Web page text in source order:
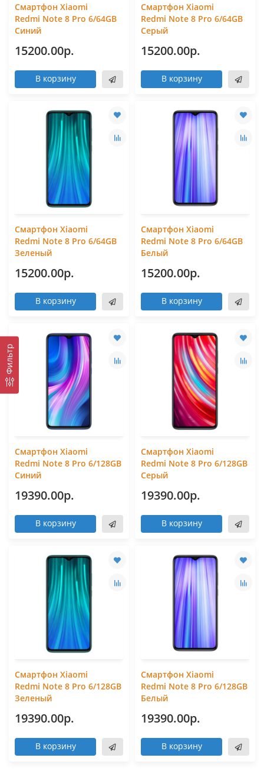
Смартфон Xiaomi
Redmi Note 8 Pro 6/64GB
Синий
15200.00р.
В корзину
Смартфон Xiaomi
Redmi Note 8 Pro 6/64GB
Серый
15200.00р.
В корзину
Смартфон Xiaomi
Redmi Note 8 Pro 6/64GB
Зеленый
15200.00р.
В корзину
Смартфон Xiaomi
Redmi Note 8 Pro 6/64GB
Белый
15200.00р.
В корзину
Смартфон Xiaomi
Redmi Note 8 Pro 6/128GB
Синий
19390.00р.
В корзину
Смартфон Xiaomi
Redmi Note 8 Pro 6/128GB
Серый
19390.00р.
В корзину
Смартфон Xiaomi
Redmi Note 8 Pro 6/128GB
Зеленый
19390.00р.
В корзину
Смартфон Xiaomi
Redmi Note 8 Pro 6/128GB
Белый
19390.00р.
В корзину
Фильтр